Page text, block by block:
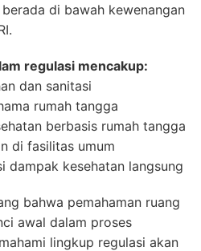
di bawah kewenangan
regulasi mencakup:
dan sanitasi
rumah tangga
berbasis rumah tangga
di fasilitas umum
dampak kesehatan langsung
bahwa pemahaman ruang
awal dalam proses
lingkup regulasi akan